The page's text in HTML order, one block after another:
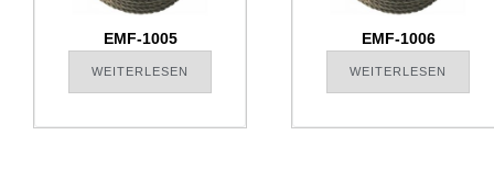
EMF-1005
WEITERLESEN
EMF-1006
WEITERLESEN